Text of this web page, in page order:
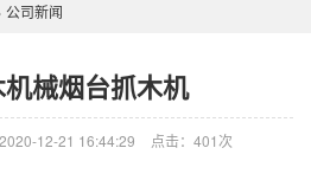
公司新闻
械烟台抓木机
12-21 16:44:29 点击： 401次